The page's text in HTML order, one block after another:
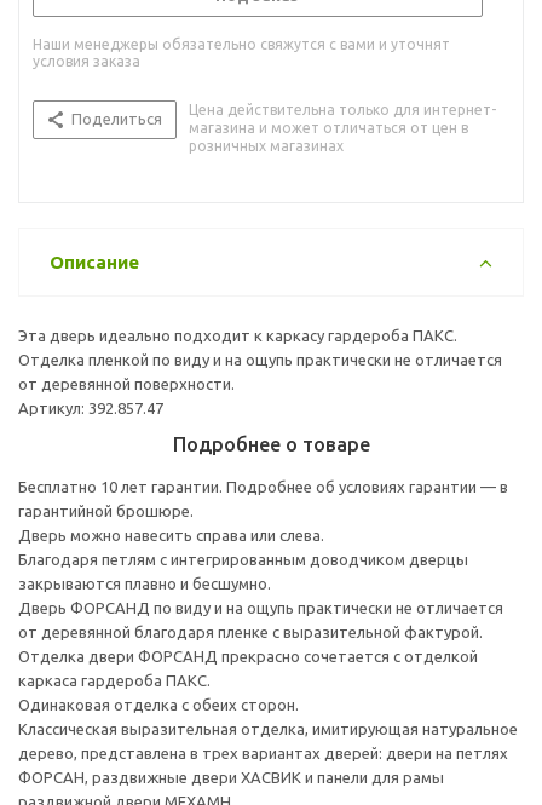
Наши менеджеры обязательно свяжутся с вами и уточнят
условия заказа
Поделиться
Цена действительна только для интернет-
магазина и может отличаться от цен в
розничных магазинах
Описание
Эта дверь идеально подходит к каркасу гардероба ПАКС.
Отделка пленкой по виду и на ощупь практически не отличается
от деревянной поверхности.
Артикул: 392.857.47
Подробнее о товаре
Бесплатно 10 лет гарантии. Подробнее об условиях гарантии — в
гарантийной брошюре.
Дверь можно навесить справа или слева.
Благодаря петлям с интегрированным доводчиком дверцы
закрываются плавно и бесшумно.
Дверь ФОРСАНД по виду и на ощупь практически не отличается
от деревянной благодаря пленке с выразительной фактурой.
Отделка двери ФОРСАНД прекрасно сочетается с отделкой
каркаса гардероба ПАКС.
Одинаковая отделка с обеих сторон.
Классическая выразительная отделка, имитирующая натуральное
дерево, представлена в трех вариантах дверей: двери на петлях
ФОРСАН, раздвижные двери ХАСВИК и панели для рамы
раздвижной двери МЕХАМН.